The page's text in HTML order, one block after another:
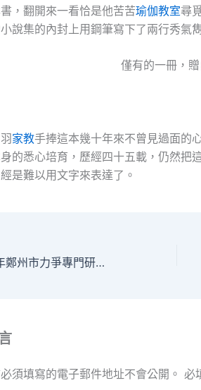
，翻開來一看恰是他苦苦瑜伽教室尋
說集的內封上用鋼筆寫下了兩行秀氣
僅有的一冊，
家教手捧這本幾十年來不曾見過面的
的悉心培育，歷經四十五載，仍然把
是難以用文字來表達了。
本覓包養app年鄭州市力爭專門研究技巧人才總量達118萬人
須填寫的電子郵件地址不會公開。 必